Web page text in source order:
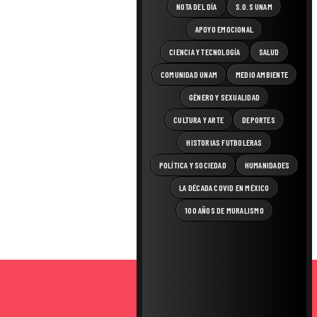
NOTA DEL DÍA S.O.S UNAM
APOYO EMOCIONAL
CIENCIA Y TECNOLOGÍA SALUD
COMUNIDAD UNAM MEDIO AMBIENTE
GÉNERO Y SEXUALIDAD
CULTURA Y ARTE DEPORTES
HISTORIAS FUTBOLERAS
POLÍTICA Y SOCIEDAD HUMANIDADES
LA DÉCADA COVID EN MÉXICO
100 AÑOS DE MURALISMO